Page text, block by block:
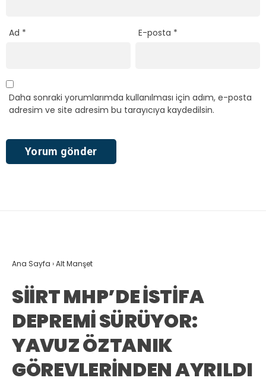
Ad * E-posta *
Daha sonraki yorumlarımda kullanılması için adım, e-posta
adresim ve site adresim bu tarayıcıya kaydedilsin.
Ana Sayfa ›Alt Manşet
SİİRT MHP’DE İSTİFA
DEPREMİ SÜRÜYOR:
YAVUZ ÖZTANIK
GÖREVLERİNDEN AYRILDI